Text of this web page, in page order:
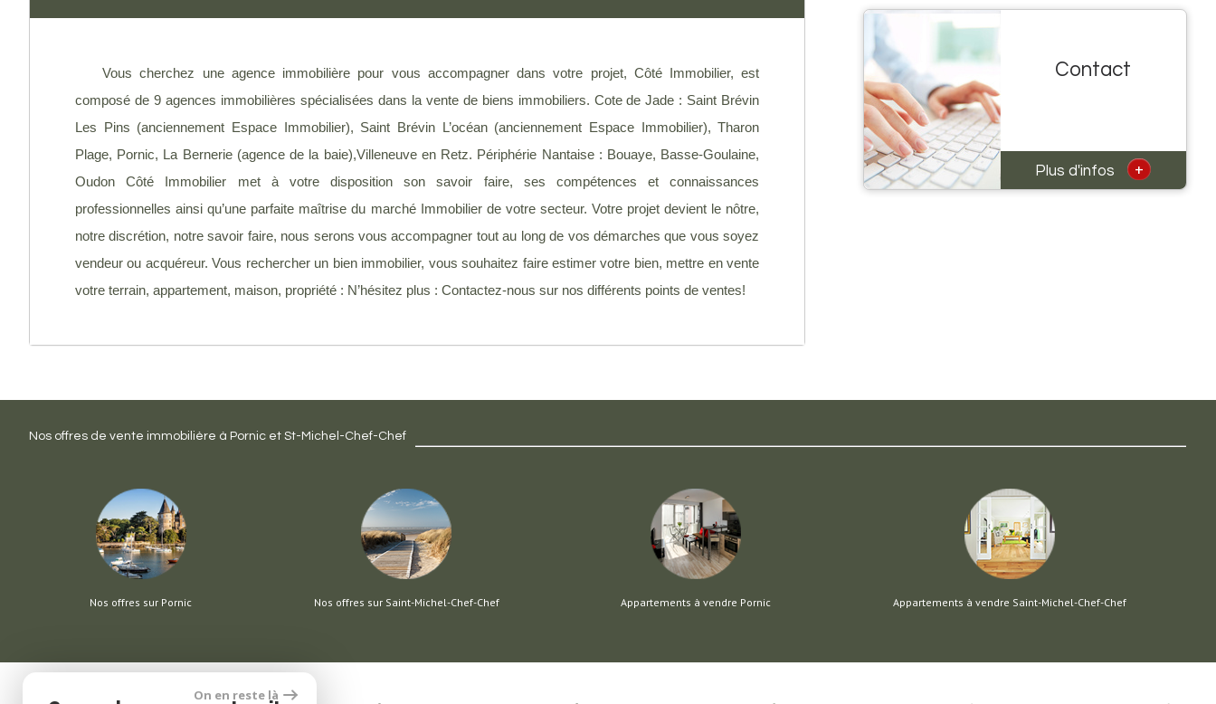
Vous cherchez une agence immobilière pour vous accompagner dans votre projet, Côté Immobilier, est
composé de 9 agences immobilières spécialisées dans la vente de biens immobiliers. Cote de Jade : Saint Brévin
Les Pins (anciennement Espace Immobilier), Saint Brévin L’océan (anciennement Espace Immobilier), Tharon
Plage, Pornic, La Bernerie (agence de la baie),Villeneuve en Retz. Périphérie Nantaise : Bouaye, Basse-Goulaine,
Oudon Côté Immobilier met à votre disposition son savoir faire, ses compétences et connaissances
professionnelles ainsi qu’une parfaite maîtrise du marché Immobilier de votre secteur. Votre projet devient le nôtre,
notre discrétion, notre savoir faire, nous serons vous accompagner tout au long de vos démarches que vous soyez
vendeur ou acquéreur. Vous rechercher un bien immobilier, vous souhaitez faire estimer votre bien, mettre en vente
votre terrain, appartement, maison, propriété : N’hésitez plus : Contactez-nous sur nos différents points de ventes!
Contact
Plus d'infos +
Nos offres de vente immobilière à Pornic et St-Michel-Chef-Chef
Nos offres sur Pornic Nos offres sur Saint-Michel-Chef-Chef Appartements à vendre Pornic Appartements à vendre Saint-Michel-Chef-Chef
On en reste là